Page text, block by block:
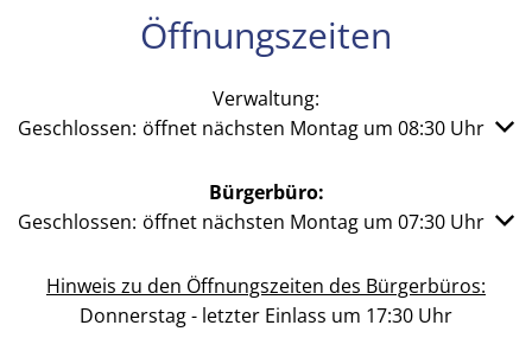
Öffnungszeiten
Verwaltung:
Klicken, um weitere Öffnungs- oder Schließzeiten
Geschlossen: öffnet nächsten Montag um 08:30 Uhr
Bürgerbüro:
Klicken, um weitere Öffnungs- oder Schließzeiten
Geschlossen: öffnet nächsten Montag um 07:30 Uhr
Hinweis zu den Öffnungszeiten des Bürgerbüros:
Donnerstag - letzter Einlass um 17:30 Uhr